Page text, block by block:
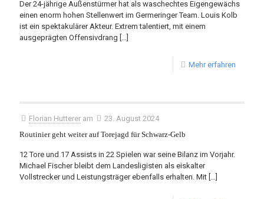
Der 24-jährige Außenstürmer hat als waschechtes Eigengewächs
einen enorm hohen Stellenwert im Germeringer Team. Louis Kolb
ist ein spektakulärer Akteur. Extrem talentiert, mit einem
ausgeprägten Offensivdrang […]
Mehr erfahren
Florian Hutterer am
23. August 2024
Routinier geht weiter auf Torejagd für Schwarz-Gelb
12 Tore und 17 Assists in 22 Spielen war seine Bilanz im Vorjahr.
Michael Fischer bleibt dem Landesligisten als eiskalter
Vollstrecker und Leistungsträger ebenfalls erhalten. Mit […]